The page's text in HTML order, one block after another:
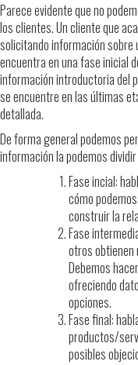
Parece evidente que no
los clientes. Un cliente que
solicitando información
encuentra en una fase inicial
información introductoria del
se encuentre en las últimas
detallada.
De forma general podemos
información la podemos
Fase incial:
cómo
construir la
Fase
otros
Debemos
ofreciendo
opciones.
Fase final:
productos/
posibles